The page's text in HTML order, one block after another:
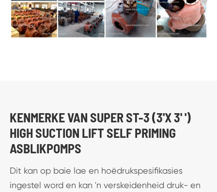
KENMERKE VAN SUPER ST-3 (3'X 3' ')
HIGH SUCTION LIFT SELF PRIMING
ASBLIKPOMPS
Dit kan op baie lae en hoëdrukspesifikasies
ingestel word en kan 'n verskeidenheid druk- en